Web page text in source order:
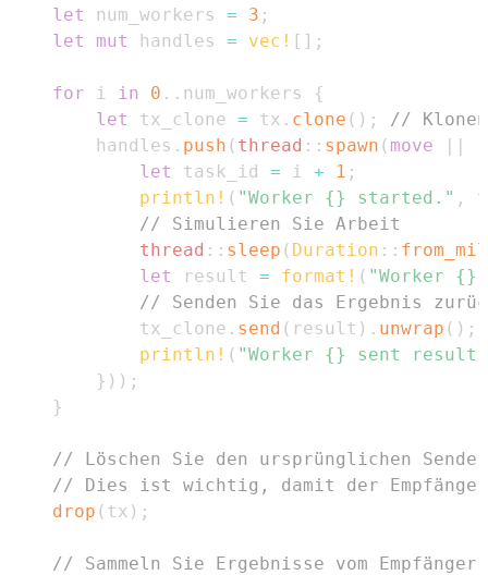
let num_workers = 3 ;
let
mut handles = vec! [ ] ;
for i in 0 .. num_workers
{
let
tx_clone = tx . clone ( ) ;
//
        handles
. push ( thread :: spawn ( move | |
let
task_id = i + 1 ;
println! ( "Worker {} started." ,
// Simulieren Sie Arbeit
thread :: sleep ( Duration ::
let
result = format! ( "Worker
// Senden Sie das Ergebnis
            tx_clone
. send ( result ) . unwrap ( ) ;
println! ( "Worker {} sent
} ) ) ;
}
// Löschen Sie den ursprünglichen
// Dies ist wichtig, damit der
drop ( tx ) ;
// Sammeln Sie Ergebnisse vom Empfänger